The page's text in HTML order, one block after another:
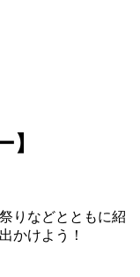
】
りなどとともに紹
かけよう！